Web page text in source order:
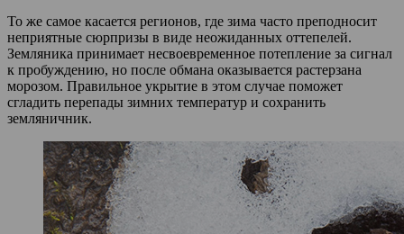
То же самое касается регионов, где зима часто преподносит
неприятные сюрпризы в виде неожиданных оттепелей.
Земляника принимает несвоевременное потепление за сигнал
к пробуждению, но после обмана оказывается растерзана
морозом. Правильное укрытие в этом случае поможет
сгладить перепады зимних температур и сохранить
земляничник.